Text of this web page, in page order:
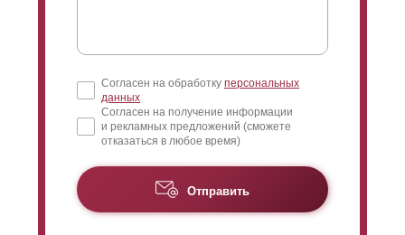
Согласен на обработку персональных
данных
Согласен на получение информации
и рекламных предложений (сможете
отказаться в любое время)
Отправить